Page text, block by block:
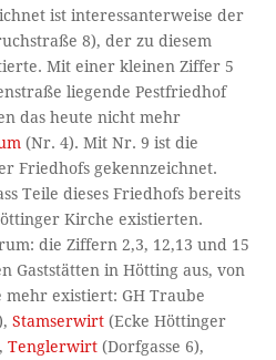
ist interessanterweise der
8), der zu diesem
Mit einer kleinen Ziffer 5
liegende Pestfriedhof
das heute nicht mehr
(Nr. 4). Mit Nr. 9 ist die
Friedhofs gekennzeichnet.
Teile dieses Friedhofs bereits
Kirche existierten.
die Ziffern 2,3, 12,13 und 15
Gaststätten in Hötting aus, von
mehr existiert: GH Traube
Stamserwirt (Ecke Höttinger
Tenglerwirt (Dorfgasse 6),